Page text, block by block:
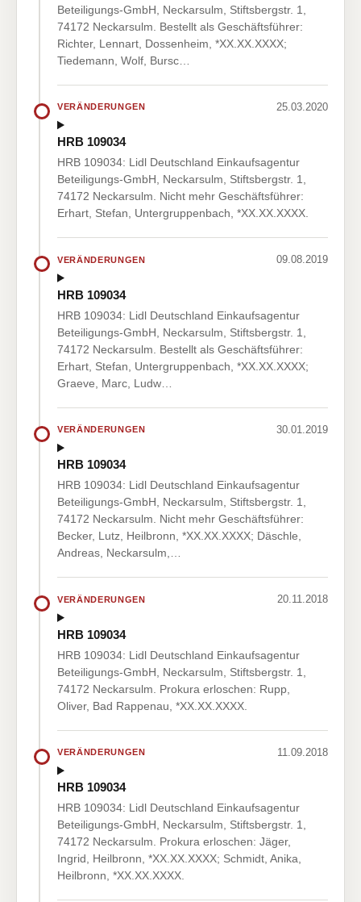
Beteiligungs-GmbH, Neckarsulm, Stiftsbergstr. 1,
74172 Neckarsulm. Bestellt als Geschäftsführer:
Richter, Lennart, Dossenheim, *XX.XX.XXXX;
Tiedemann, Wolf, Bursc…
VERÄNDERUNGEN 25.03.2020
HRB 109034
HRB 109034: Lidl Deutschland Einkaufsagentur
Beteiligungs-GmbH, Neckarsulm, Stiftsbergstr. 1,
74172 Neckarsulm. Nicht mehr Geschäftsführer:
Erhart, Stefan, Untergruppenbach, *XX.XX.XXXX.
VERÄNDERUNGEN 09.08.2019
HRB 109034
HRB 109034: Lidl Deutschland Einkaufsagentur
Beteiligungs-GmbH, Neckarsulm, Stiftsbergstr. 1,
74172 Neckarsulm. Bestellt als Geschäftsführer:
Erhart, Stefan, Untergruppenbach, *XX.XX.XXXX;
Graeve, Marc, Ludw…
VERÄNDERUNGEN 30.01.2019
HRB 109034
HRB 109034: Lidl Deutschland Einkaufsagentur
Beteiligungs-GmbH, Neckarsulm, Stiftsbergstr. 1,
74172 Neckarsulm. Nicht mehr Geschäftsführer:
Becker, Lutz, Heilbronn, *XX.XX.XXXX; Däschle,
Andreas, Neckarsulm,…
VERÄNDERUNGEN 20.11.2018
HRB 109034
HRB 109034: Lidl Deutschland Einkaufsagentur
Beteiligungs-GmbH, Neckarsulm, Stiftsbergstr. 1,
74172 Neckarsulm. Prokura erloschen: Rupp,
Oliver, Bad Rappenau, *XX.XX.XXXX.
VERÄNDERUNGEN 11.09.2018
HRB 109034
HRB 109034: Lidl Deutschland Einkaufsagentur
Beteiligungs-GmbH, Neckarsulm, Stiftsbergstr. 1,
74172 Neckarsulm. Prokura erloschen: Jäger,
Ingrid, Heilbronn, *XX.XX.XXXX; Schmidt, Anika,
Heilbronn, *XX.XX.XXXX.